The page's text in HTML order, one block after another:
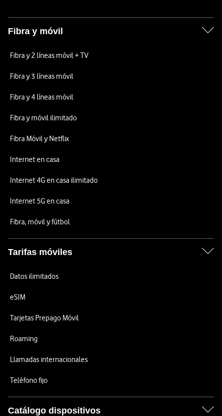
Fibra y móvil
Fibra y 2 líneas móvil + TV
Fibra y 3 líneas móvil
Fibra y 4 líneas móvil
Fibra y móvil ilimitado
Fibra Móvil y Netflix
Internet en casa
Internet 4G en casa ilimitado
Internet 5G en casa
Fibra, móvil y fútbol
Tarifas móviles
Datos ilimitados
eSIM
Tarjetas Prepago Móvil
Roaming
Llamadas internacionales
Teléfono fijo
Catálogo dispositivos